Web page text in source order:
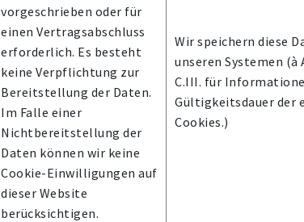
vorgeschrieben oder für
einen Vertragsabschluss
erforderlich. Es besteht
keine Verpflichtung zur
Bereitstellung der Daten.
Im Falle einer
Nichtbereitstellung der
Daten können wir keine
Cookie-Einwilligungen auf
dieser Website
berücksichtigen.
Wir speichern diese
unseren Systemen
C.III. für
Gültigkeitsdauer der
Cookies.)